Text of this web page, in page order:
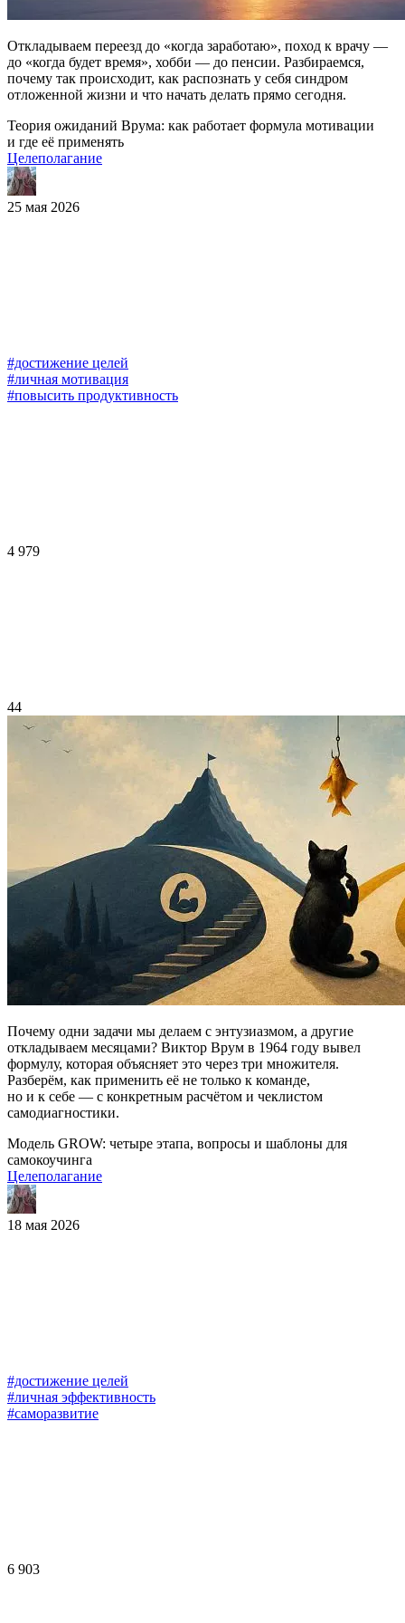
Откладываем переезд до «когда заработаю», поход к врачу —
до «когда будет время», хобби — до пенсии. Разбираемся,
почему так происходит, как распознать у себя синдром
отложенной жизни и что начать делать прямо сегодня.
Теория ожиданий Врума: как работает формула мотивации
и где её применять
Целеполагание
25 мая 2026
#достижение целей
#личная мотивация
#повысить продуктивность
4 979
44
Почему одни задачи мы делаем с энтузиазмом, а другие
откладываем месяцами? Виктор Врум в 1964 году вывел
формулу, которая объясняет это через три множителя.
Разберём, как применить её не только к команде,
но и к себе — с конкретным расчётом и чеклистом
самодиагностики.
Модель GROW: четыре этапа, вопросы и шаблоны для
самокоучинга
Целеполагание
18 мая 2026
#достижение целей
#личная эффективность
#саморазвитие
6 903